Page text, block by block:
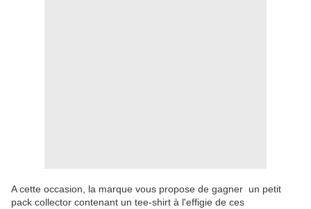
A cette occasion, la marque vous propose de gagner un petit
pack collector contenant un tee-shirt à l'effigie de ces